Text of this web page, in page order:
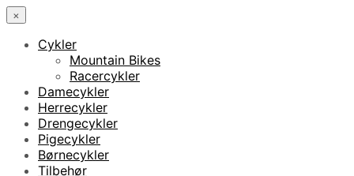
×
Cykler
Mountain Bikes
Racercykler
Damecykler
Herrecykler
Drengecykler
Pigecykler
Børnecykler
Tilbehør